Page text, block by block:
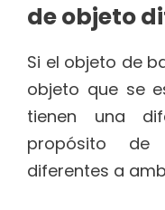
de objeto
Si el objeto de
objeto que se
tienen una
propósito de
diferentes a